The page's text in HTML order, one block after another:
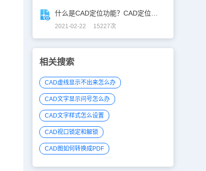
2021-02-22 15227次
相关搜索
CAD虚线显示不出来怎么办
CAD文字显示问号怎么办
CAD文字样式怎么设置
CAD视口锁定和解锁
CAD图如何转换成PDF